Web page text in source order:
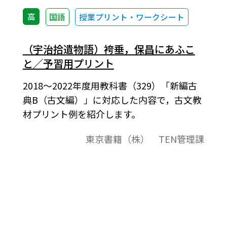
高 国語 授業プリント・ワークシート
（宇治拾遺物語）袴垂，保昌にあふこ
と／予習用プリント
2018～2022年度用教科書（329）「新編古
典B（古文編）」に対応した内容で，古文教
材プリント例を紹介します。
東京書籍（株） TEN管理課